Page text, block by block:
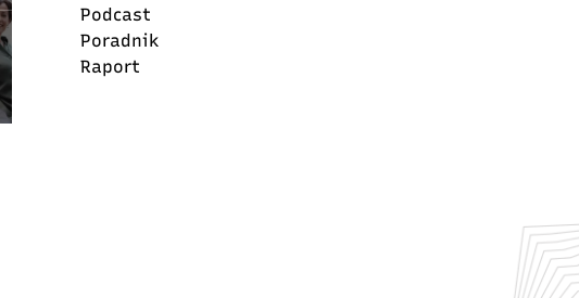
Podcast
Poradnik
Raport